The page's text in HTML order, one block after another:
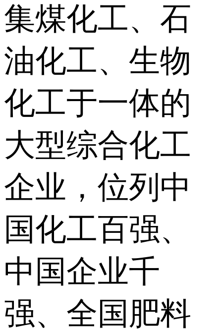
集煤化工、石
油化工、生物
化工于一体的
大型综合化工
企业，位列中
国化工百强、
中国企业千
强、全国肥料